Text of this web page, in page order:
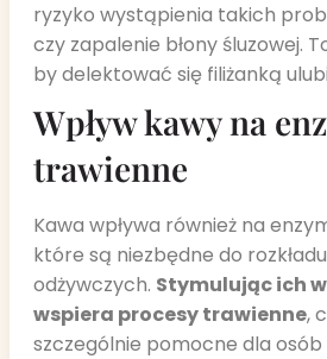
ryzyko wystąpienia takich
czy zapalenie błony śluzowej.
by delektować się filiżanką
Wpływ kawy na
trawienne
Kawa wpływa również na
które są niezbędne do
odżywczych. Stymulując ich
wspiera procesy trawienne,
szczególnie pomocne dla